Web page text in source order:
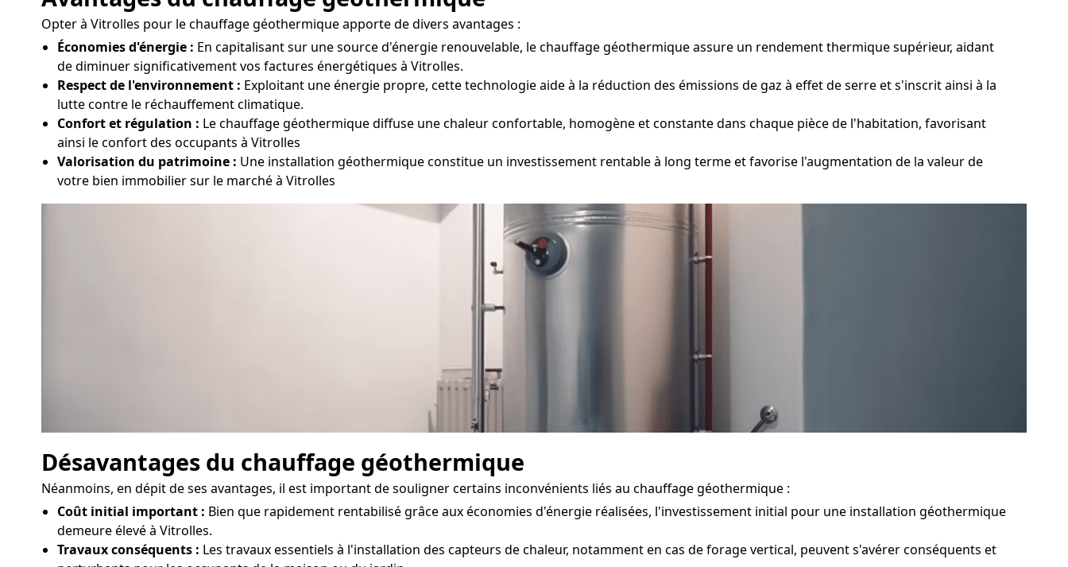
Opter à Vitrolles pour le chauffage géothermique apporte de divers avantages :
Économies d'énergie : En capitalisant sur une source d'énergie renouvelable, le chauffage géothermique assure un rendement thermique supérieur, aidant
de diminuer significativement vos factures énergétiques à Vitrolles.
Respect de l'environnement : Exploitant une énergie propre, cette technologie aide à la réduction des émissions de gaz à effet de serre et s'inscrit ainsi à la
lutte contre le réchauffement climatique.
Confort et régulation : Le chauffage géothermique diffuse une chaleur confortable, homogène et constante dans chaque pièce de l'habitation, favorisant
ainsi le confort des occupants à Vitrolles
Valorisation du patrimoine : Une installation géothermique constitue un investissement rentable à long terme et favorise l'augmentation de la valeur de
votre bien immobilier sur le marché à Vitrolles
Désavantages du chauffage géothermique
Néanmoins, en dépit de ses avantages, il est important de souligner certains inconvénients liés au chauffage géothermique :
Coût initial important : Bien que rapidement rentabilisé grâce aux économies d'énergie réalisées, l'investissement initial pour une installation géothermique
demeure élevé à Vitrolles.
Travaux conséquents : Les travaux essentiels à l'installation des capteurs de chaleur, notamment en cas de forage vertical, peuvent s'avérer conséquents et